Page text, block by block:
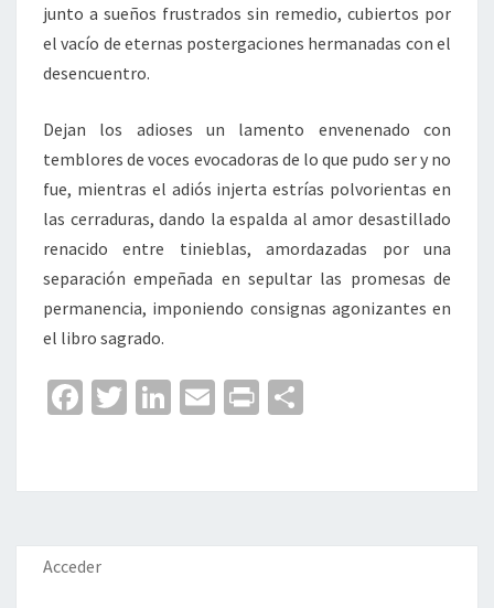
junto a sueños frustrados sin remedio, cubiertos por
el vacío de eternas postergaciones hermanadas con el
desencuentro.
Dejan los adioses un lamento envenenado con
temblores de voces evocadoras de lo que pudo ser y no
fue, mientras el adiós injerta estrías polvorientas en
las cerraduras, dando la espalda al amor desastillado
renacido entre tinieblas, amordazadas por una
separación empeñada en sepultar las promesas de
permanencia, imponiendo consignas agonizantes en
el libro sagrado.
Fa
o
o
k
T
er
Li
dI
n
E
l
Pr
p
ar
Acceder